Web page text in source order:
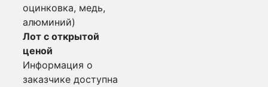
оцинковка, медь,
алюминий)
Лот с открытой
ценой
Информация о
заказчике доступна